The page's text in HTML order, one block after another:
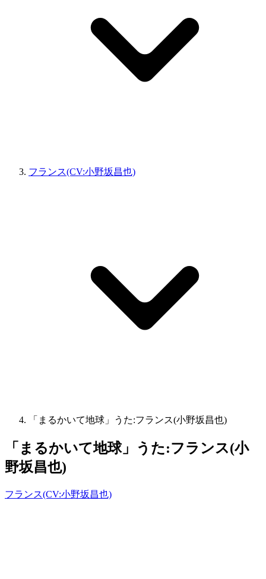
フランス(CV:小野坂昌也)
「まるかいて地球」うた:フランス(小野坂昌也)
「まるかいて地球」うた:フランス(小
野坂昌也)
フランス(CV:小野坂昌也)